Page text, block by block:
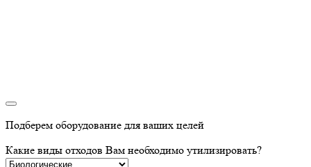
Подберем оборудование для ваших целей
Какие виды отходов Вам необходимо утилизировать?